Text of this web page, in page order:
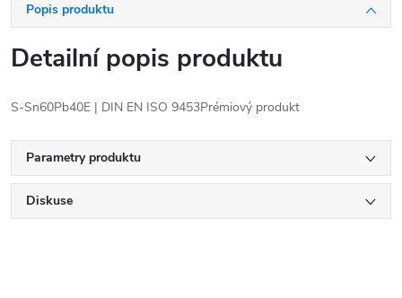
Popis produktu
Detailní popis produktu
S-Sn60Pb40E | DIN EN ISO 9453Prémiový produkt
Parametry produktu
Diskuse